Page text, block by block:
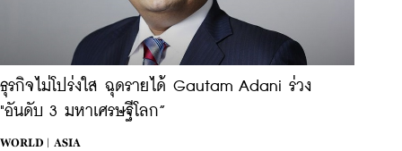
ธุรกิจไม่โปร่งใส ฉุดรายได้ Gautam Adani ร่วง
"อันดับ 3 มหาเศรษฐีโลก”
WORLD |
ASIA